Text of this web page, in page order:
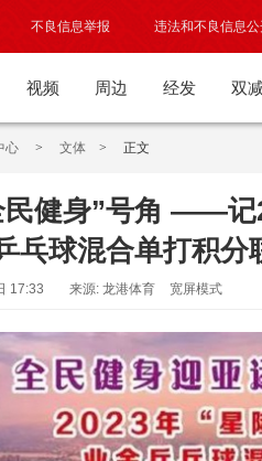
不良信息举报 违法和不良信息
视频 周边 经发 双
心 > 文体 > 正文
民健身”号角 ——记
乓球混合单打积分
17:33 来源: 龙港体育 宽屏模式